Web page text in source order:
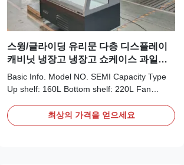
스윙/글라이딩 유리문 다층 디스플레이
캐비닛 냉장고 냉장고 쇼케이스 과일과
채소를 위한 냉장고
Basic Info. Model NO. SEMI Capacity Type
Up shelf: 160L Bottom shelf: 220L Fan
Door Type Swing/sliding door Temperature
Type Single-temperature Temperature
최상의 가격을 얻으세요